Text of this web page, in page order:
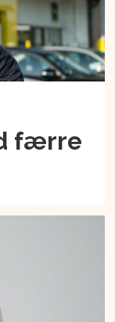
færre